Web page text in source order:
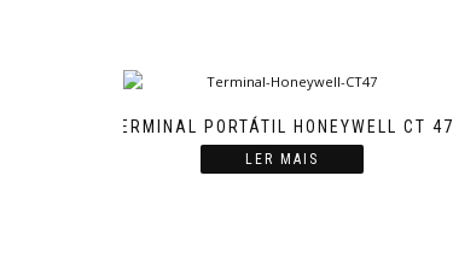
TERMINAL PORTÁTIL HONEYWELL CT 47
LER MAIS